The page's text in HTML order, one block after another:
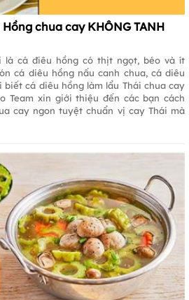
chua cay KHÔNG TANH
là cá điêu hồng có thịt ngọt, béo và ít
cá diêu hồng nấu canh chua, cá diêu
biết cá diêu hồng làm lẩu Thái chua cay
Team xin giới thiệu đến các bạn cách
cay ngon tuyệt chuẩn vị cay Thái mà